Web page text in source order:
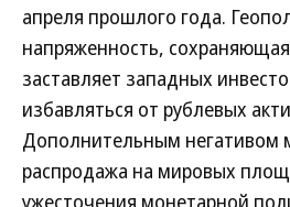
апреля прошлого года.
напряженность,
заставляет западных
избавляться от рублевых
Дополнительным негативом
распродажа на мировых
ужесточения монетарной